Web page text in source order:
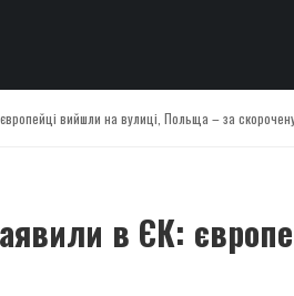
вийшли на вулиці, Польща – за
в ЄК: